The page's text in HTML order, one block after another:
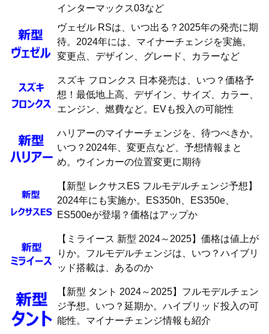
インターマックス03など
ヴェゼル RSは、いつ出る？2025年の発売に期
待。2024年には、マイナーチェンジを実施。
変更点、デザイン、グレード、カラーなど
スズキ フロンクス 日本発売は、いつ？価格予
想！最低地上高、デザイン、サイズ、カラー、
エンジン、燃費など。EVも投入の可能性
ハリアーのマイナーチェンジを、待つべきか。
いつ？2024年、変更点など、予想情報まと
め。ウインカーの位置変更に期待
【新型 レクサスES フルモデルチェンジ予想】
2024年にも実施か。ES350h、ES350e、
ES500eが登場？価格はアップか
【ミライース 新型 2024～2025】価格は値上が
りか。フルモデルチェンジは、いつ？ハイブリ
ッド搭載は、あるのか
【新型 タント 2024～2025】フルモデルチェン
ジ予想。いつ？延期か。ハイブリッド投入の可
能性。マイナーチェンジ情報も紹介